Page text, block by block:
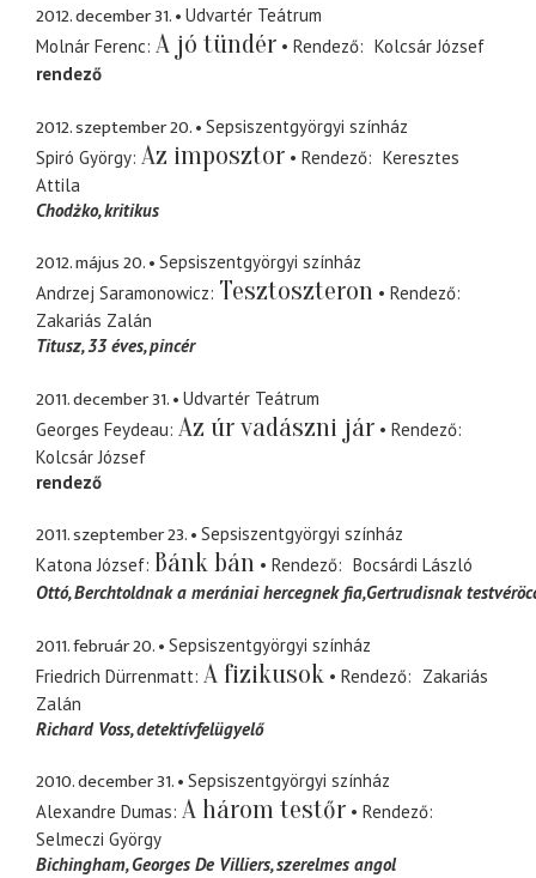
2012. december 31.
Udvartér Teátrum
Molnár Ferenc A jó tündér Rendező
Kolcsár József
rendező
2012. szeptember 20.
Sepsiszentgyörgyi színház
Spiró György Az imposztor Rendező
Keresztes
Attila
Chodżko kritikus
2012. május 20.
Sepsiszentgyörgyi színház
Andrzej Saramonowicz Tesztoszteron
Rendező
Zakariás Zalán
Titusz 33 éves, pincér
2011. december 31.
Udvartér Teátrum
Georges Feydeau Az úr vadászni jár
Rendező
Kolcsár József
rendező
2011. szeptember 23.
Sepsiszentgyörgyi színház
Katona József Bánk bán Rendező
Bocsárdi László
Ottó Berchtoldnak a merániai hercegnek fia,Gertrudisnak
2011. február 20.
Sepsiszentgyörgyi színház
Friedrich Dürrenmatt A fizikusok Rendező
Zakariás
Zalán
Richard Voss detektívfelügyelő
2010. december 31.
Sepsiszentgyörgyi színház
Alexandre Dumas A három testőr
Rendező
Selmeczi György
Bichingham Georges De Villiers, szerelmes angol